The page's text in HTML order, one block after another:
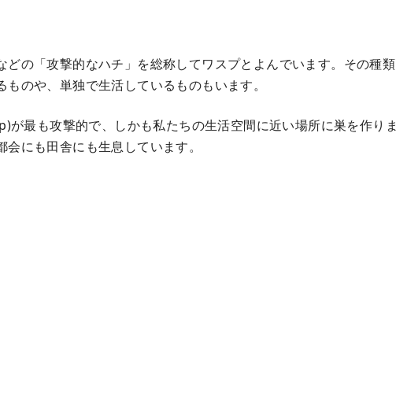
の「攻撃的なハチ」を総称してワスプとよんでいます。その種類
のや、単独で生活しているものもいます。
最も攻撃的で、しかも私たちの生活空間に近い場所に巣を作りま
にも田舎にも生息しています。